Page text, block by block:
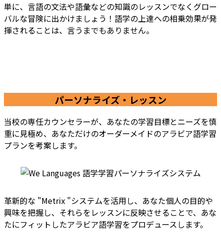
単に、言語の文法や語彙などの知識のレッスンでなくグロー
バルな冒険に出かけましょう！語学の上達への相乗効果が発
揮されることは、言うまでもありません。
パーソナライズ・レッスン
当校の専任カウンセラーが、あなたの学習目標とニーズを慎
重に見極め、あなただけのオーダーメイドのアラビア語学習
プランを考案します。
革新的な "Metrix "システムを活用し、あなた個人の目的や
興味を把握し、それらをレッスンに反映させることで、あな
たにフィットしたアラビア語学習をプロデュースします。